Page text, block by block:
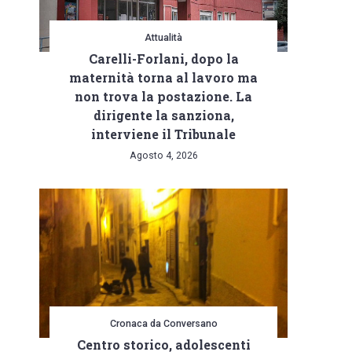
Attualità
Carelli-Forlani, dopo la
maternità torna al lavoro ma
non trova la postazione. La
dirigente la sanziona,
interviene il Tribunale
Agosto 4, 2026
Cronaca da Conversano
Centro storico, adolescenti